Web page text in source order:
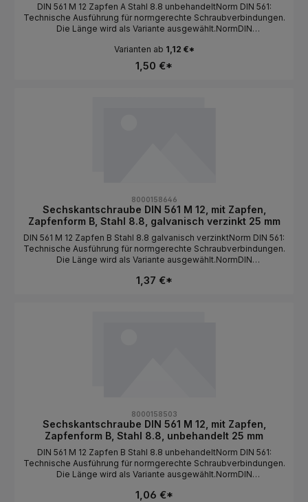
DIN 561 M 12 Zapfen A Stahl 8.8 unbehandeltNorm DIN 561:
Technische Ausführung für normgerechte Schraubverbindungen.
Die Länge wird als Variante ausgewählt.NormDIN
AGewindeartMetrischGewindeM
12MaterialStahlFestigkeit8.8OberflächeunbehandeltAntriebAuße
nsechskantLängeals Variante wählbar
Varianten ab 1,12 €*
1,50 €*
8000158646
Sechskantschraube DIN 561 M 12, mit Zapfen,
Zapfenform B, Stahl 8.8, galvanisch verzinkt 25 mm
DIN 561 M 12 Zapfen B Stahl 8.8 galvanisch verzinktNorm DIN 561:
Technische Ausführung für normgerechte Schraubverbindungen.
Die Länge wird als Variante ausgewählt.NormDIN
BGewindeartMetrischGewindeM
1,37 €*
8000158503
Sechskantschraube DIN 561 M 12, mit Zapfen,
Zapfenform B, Stahl 8.8, unbehandelt 25 mm
DIN 561 M 12 Zapfen B Stahl 8.8 unbehandeltNorm DIN 561:
Technische Ausführung für normgerechte Schraubverbindungen.
Die Länge wird als Variante ausgewählt.NormDIN
BGewindeartMetrischGewindeM
1,06 €*